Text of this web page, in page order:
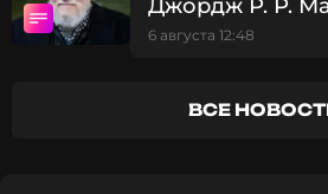
вырубилась», – добавила
Джордж Р. Р.
рассказал о
6 августа 12:48
ВСЕ